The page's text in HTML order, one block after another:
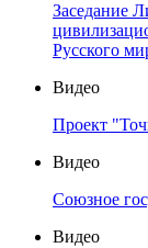
Заседание
Русского
Видео
Проект
Видео
Союзное
Видео